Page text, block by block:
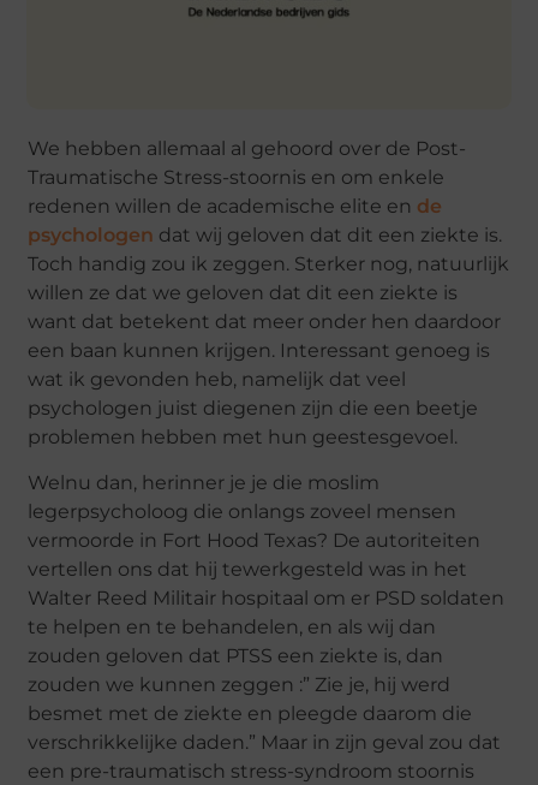
We hebben allemaal al gehoord over de Post-
Traumatische Stress-stoornis en om enkele
redenen willen de academische elite en de
psychologen dat wij geloven dat dit een ziekte is.
Toch handig zou ik zeggen. Sterker nog, natuurlijk
willen ze dat we geloven dat dit een ziekte is
want dat betekent dat meer onder hen daardoor
een baan kunnen krijgen. Interessant genoeg is
wat ik gevonden heb, namelijk dat veel
psychologen juist diegenen zijn die een beetje
problemen hebben met hun geestesgevoel.
Welnu dan, herinner je je die moslim
legerpsycholoog die onlangs zoveel mensen
vermoorde in Fort Hood Texas? De autoriteiten
vertellen ons dat hij tewerkgesteld was in het
Walter Reed Militair hospitaal om er PSD soldaten
te helpen en te behandelen, en als wij dan
zouden geloven dat PTSS een ziekte is, dan
zouden we kunnen zeggen :” Zie je, hij werd
besmet met de ziekte en pleegde daarom die
verschrikkelijke daden.” Maar in zijn geval zou dat
een pre-traumatisch stress-syndroom stoornis